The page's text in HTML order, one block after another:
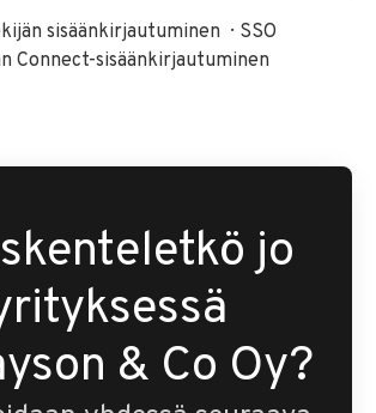
sisäänkirjautuminen
SSO
Connect-sisäänkirjautuminen
jo
& Co Oy?